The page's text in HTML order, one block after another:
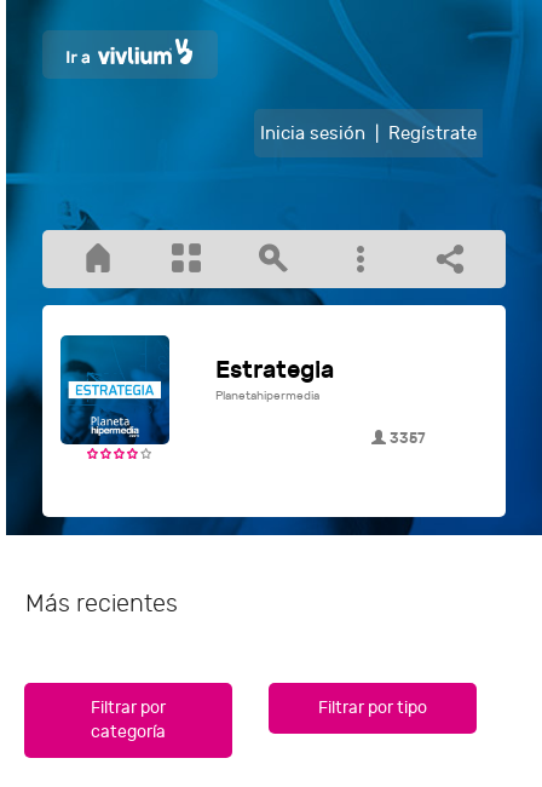
Inicia sesión Regístrate
Estrategia
Planetahipermedia
3357
Más recientes
Filtrar por
categoría
Filtrar por tipo